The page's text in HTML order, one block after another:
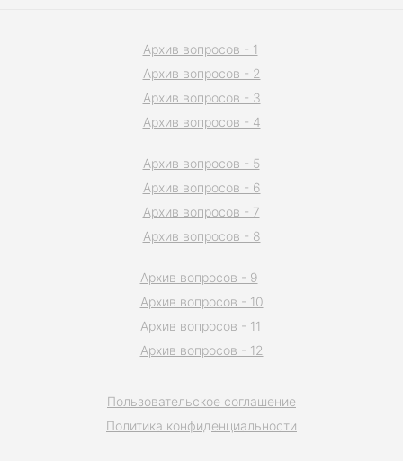
Пользовательское соглашение
Политика конфиденциальности
Архив вопросов - 1
Архив вопросов - 2
Архив вопросов - 3
Архив вопросов - 4
Архив вопросов - 5
Архив вопросов - 6
Архив вопросов - 7
Архив вопросов - 8
Архив вопросов - 9
Архив вопросов - 10
Архив вопросов - 11
Архив вопросов - 12